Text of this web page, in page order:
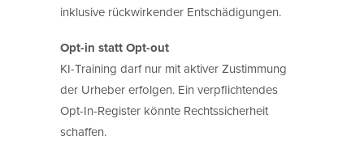
inklusive rückwirkender Entschädigungen.
Opt-in statt Opt-out
KI-Training darf nur mit aktiver Zustimmung
der Urheber erfolgen. Ein verpflichtendes
Opt-In-Register könnte Rechtssicherheit
schaffen.